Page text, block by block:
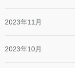
2023年11月
2023年10月